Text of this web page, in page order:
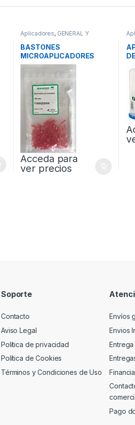
Aplicadores, GENERAL Y
CLINICA
BASTONES
MICROAPLICADORES
100und DENTAFLUX
Acceda para
ver precios
Soporte
Contacto
Aviso Legal
Política de privacidad
Política de Cookies
Términos y Condiciones de Uso
Envíos
Envios
Pago